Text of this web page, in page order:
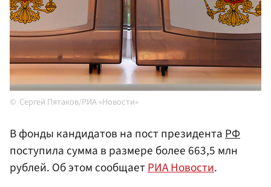
Сергей Пятаков/РИА «Новости»
В фонды кандидатов на пост президентаРФ
поступила сумма в размере более 663,5 млн
рублей. Об этом сообщаетРИА Новости.